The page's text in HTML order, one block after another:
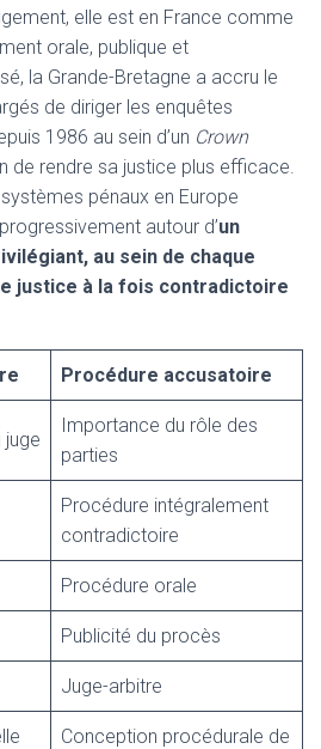
elle est en France comme
orale, publique et
la Grande-Bretagne a accru le
de diriger les enquêtes
1986 au sein d’un Crown
de rendre sa justice plus efficace.
pénaux en Europe
autour d’un
au sein de chaque
justice à la fois contradictoire
Procédure accusatoire
Importance du rôle des
parties
Procédure intégralement
contradictoire
Procédure orale
Publicité du procès
Juge-arbitre
Conception procédurale de